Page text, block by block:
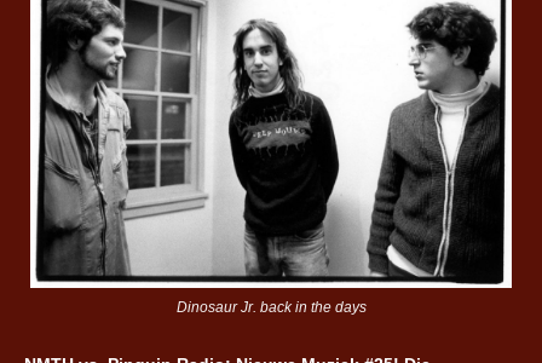
Dinosaur Jr. back in the days